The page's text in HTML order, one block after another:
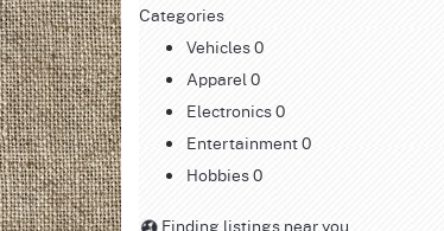
Categories
Vehicles0
Apparel 0
Electronics0
Entertainment0
Hobbies0
Finding listings near you ...